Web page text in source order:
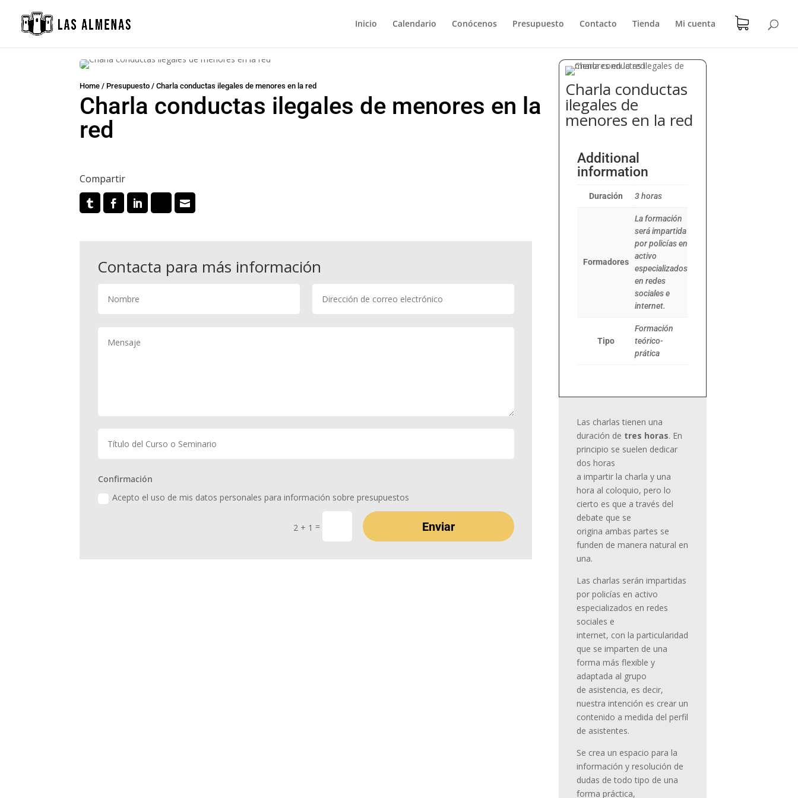
Inicio Calendario Conócenos Presupuesto Contacto Tienda Mi cuenta
Home / Presupuesto /Charla conductas ilegales de menores en la red
Charla conductas ilegales de menores en la
red
Compartir
Contacta para más información
Confirmación
Acepto el uso de mis datos personales para información sobre presupuestos
2 + 1 = Enviar
Charla conductas
ilegales de
menores en la red
Additional
information
Duración 3 horas
Formadores
La formación
será impartida
por policías en
activo
especializados
en redes
sociales e
internet.
Tipo
Formación
teórico-
prática
Las charlas tienen una
duración de tres horas. En
principio se suelen dedicar
dos horas
a impartir la charla y una
hora al coloquio, pero lo
cierto es que a través del
debate que se
origina ambas partes se
funden de manera natural en
una.
Las charlas serán impartidas
por policías en activo
especializados en redes
sociales e
internet, con la particularidad
que se imparten de una
forma más flexible y
adaptada al grupo
de asistencia, es decir,
nuestra intención es crear un
contenido a medida del perfil
de asistentes.
Se crea un espacio para la
información y resolución de
dudas de todo tipo de una
forma práctica,